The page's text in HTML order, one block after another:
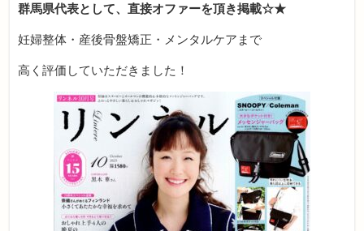
群馬県代表として、直接オファーを頂き掲載☆★
妊婦整体・産後骨盤矯正・メンタルケアまで
高く評価していただきました！